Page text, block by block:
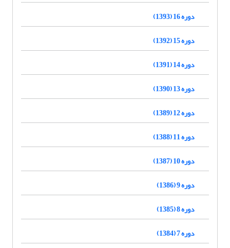
دوره 16 (1393)
دوره 15 (1392)
دوره 14 (1391)
دوره 13 (1390)
دوره 12 (1389)
دوره 11 (1388)
دوره 10 (1387)
دوره 9 (1386)
دوره 8 (1385)
دوره 7 (1384)